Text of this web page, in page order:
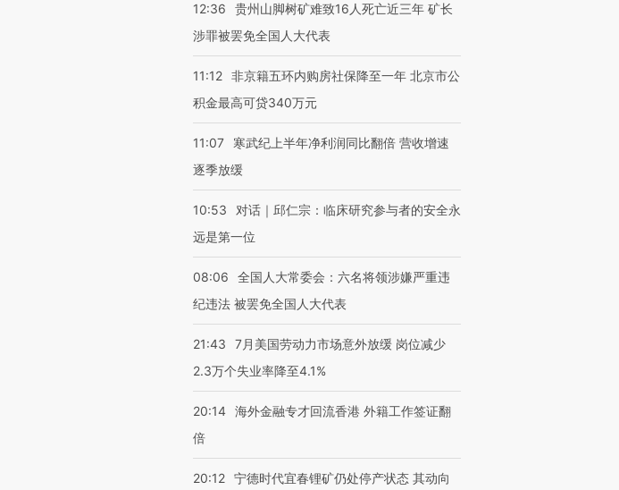
12:36
贵州山脚树矿难致16人死亡近三年 矿长
涉罪被罢免全国人大代表
11:12 非京籍五环内购房社保降至一年 北京市公
积金最高可贷340万元
11:07
寒武纪上半年净利润同比翻倍 营收增速
逐季放缓
10:53
对话｜邱仁宗：临床研究参与者的安全永
远是第一位
08:06
全国人大常委会：六名将领涉嫌严重违
纪违法 被罢免全国人大代表
21:43
7月美国劳动力市场意外放缓 岗位减少
2.3万个失业率降至4.1%
20:14 海外金融专才回流香港 外籍工作签证翻
倍
20:12 宁德时代宜春锂矿仍处停产状态 其动向